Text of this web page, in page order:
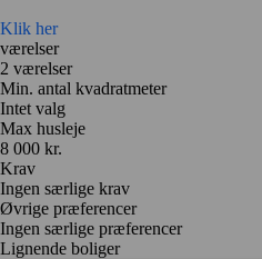
Klik her
værelser
2 værelser
Min. antal kvadratmeter
Intet valg
Max husleje
8 000 kr.
Krav
Ingen særlige krav
Øvrige præferencer
Ingen særlige præferencer
Lignende boliger